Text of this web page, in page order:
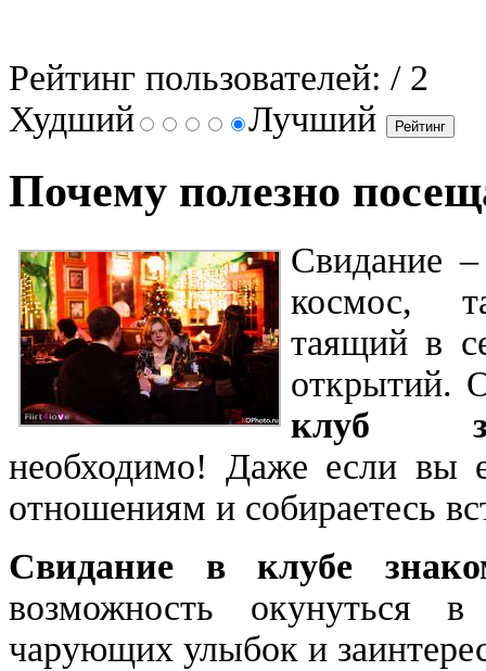
Рейтинг пользователей: / 2
Худший
Лучший
Почему полезно
Свидание
космос,
таящий в
открытий.
клуб
необходимо! Даже если вы
отношениям и собираетесь
Свидание в клубе
возможность окунуться
чарующих улыбок и